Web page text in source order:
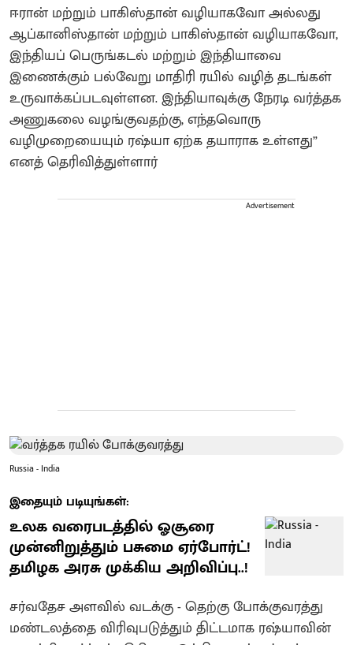
ஈரான் மற்றும் பாகிஸ்தான் வழியாகவோ அல்லது
ஆப்கானிஸ்தான் மற்றும் பாகிஸ்தான் வழியாகவோ,
இந்தியப் பெருங்கடல் மற்றும் இந்தியாவை
இணைக்கும் பல்வேறு மாதிரி ரயில் வழித் தடங்கள்
உருவாக்கப்படவுள்ளன. இந்தியாவுக்கு நேரடி வர்த்தக
அணுகலை வழங்குவதற்கு, எந்தவொரு
வழிமுறையையும் ரஷ்யா ஏற்க தயாராக உள்ளது”
எனத் தெரிவித்துள்ளார்
Advertisement
Russia - India
இதையும் படியுங்கள்:
உலக வரைபடத்தில் ஓசூரை
முன்னிறுத்தும் பசுமை ஏர்போர்ட்!
தமிழக அரசு முக்கிய அறிவிப்பு..!
சர்வதேச அளவில் வடக்கு - தெற்கு போக்குவரத்து
மண்டலத்தை விரிவுபடுத்தும் திட்டமாக ரஷ்யாவின்